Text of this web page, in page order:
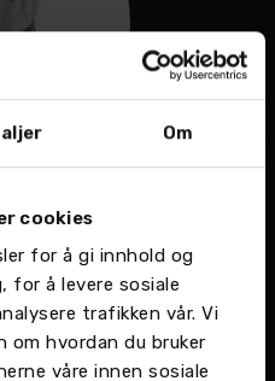
Om
cookies
for å gi innhold og
for å levere sosiale
trafikken vår. Vi
om hvordan du bruker
våre innen sosiale
e-post